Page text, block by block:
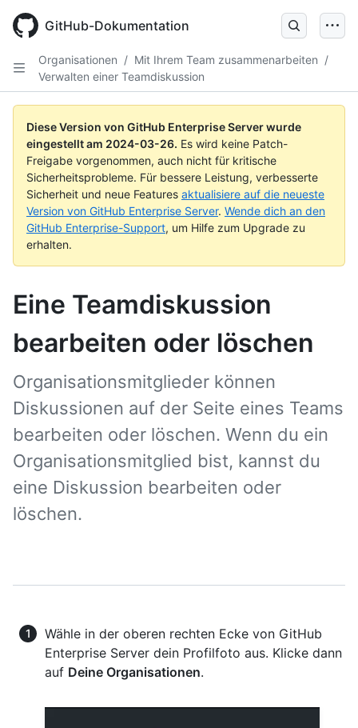
main
GitHub-Dokumentation
Organisationen / Mit Ihrem Team zusammenarbeiten /
Verwalten einer Teamdiskussion
Diese Version von GitHub Enterprise Server wurde
eingestellt am 2024-03-26. Es wird keine Patch-
Freigabe vorgenommen, auch nicht für kritische
Sicherheitsprobleme. Für bessere Leistung, verbesserte
Sicherheit und neue Features aktualisiere auf die neueste
Version von GitHub Enterprise Server. Wende dich an den
GitHub Enterprise-Support, um Hilfe zum Upgrade zu
erhalten.
Eine Teamdiskussion
bearbeiten oder löschen
Organisationsmitglieder können
Diskussionen auf der Seite eines Teams
bearbeiten oder löschen. Wenn du ein
Organisationsmitglied bist, kannst du
eine Diskussion bearbeiten oder
löschen.
Wähle in der oberen rechten Ecke von GitHub
Enterprise Server dein Profilfoto aus. Klicke dann
auf Deine Organisationen.